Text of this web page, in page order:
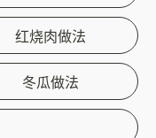
红烧肉做法
冬瓜做法